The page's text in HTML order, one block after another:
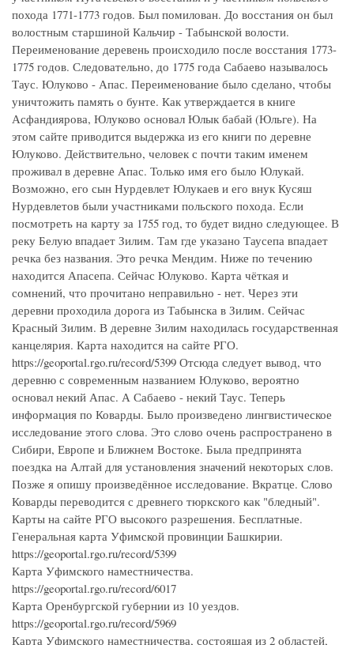
похода 1771-1773 годов. Был помилован. До восстания он был
волостным старшиной Кальчир - Табынской волости.
Переименование деревень происходило после восстания 1773-
1775 годов. Следовательно, до 1775 года Сабаево называлось
Таус. Юлуково - Апас. Переименование было сделано, чтобы
уничтожить память о бунте. Как утверждается в книге
Асфандиярова, Юлуково основал Юлык бабай (Юльге). На
этом сайте приводится выдержка из его книги по деревне
Юлуково. Действительно, человек с почти таким именем
проживал в деревне Апас. Только имя его было Юлукай.
Возможно, его сын Нурдевлет Юлукаев и его внук Кусяш
Нурдевлетов были участниками польского похода. Если
посмотреть на карту за 1755 год, то будет видно следующее. В
реку Белую впадает Зилим. Там где указано Таусепа впадает
речка без названия. Это речка Мендим. Ниже по течению
находится Апасепа. Сейчас Юлуково. Карта чёткая и
сомнений, что прочитано неправильно - нет. Через эти
деревни проходила дорога из Табынска в Зилим. Сейчас
Красный Зилим. В деревне Зилим находилась государственная
канцелярия. Карта находится на сайте РГО.
https://geoportal.rgo.ru/record/5399 Отсюда следует вывод, что
деревню с современным названием Юлуково, вероятно
основал некий Апас. А Сабаево - некий Таус. Теперь
информация по Коварды. Было произведено лингвистическое
исследование этого слова. Это слово очень распространено в
Сибири, Европе и Ближнем Востоке. Была предпринята
поездка на Алтай для установления значений некоторых слов.
Позже я опишу произведённое исследование. Вкратце. Слово
Коварды переводится с древнего тюркского как "бледный".
Карты на сайте РГО высокого разрешения. Бесплатные.
Генеральная карта Уфимской провинции Башкирии.
https://geoportal.rgo.ru/record/5399
Карта Уфимского наместничества.
https://geoportal.rgo.ru/record/6017
Карта Оренбургской губернии из 10 уездов.
https://geoportal.rgo.ru/record/5969
Карта Уфимского наместничества, состоящая из 2 областей,